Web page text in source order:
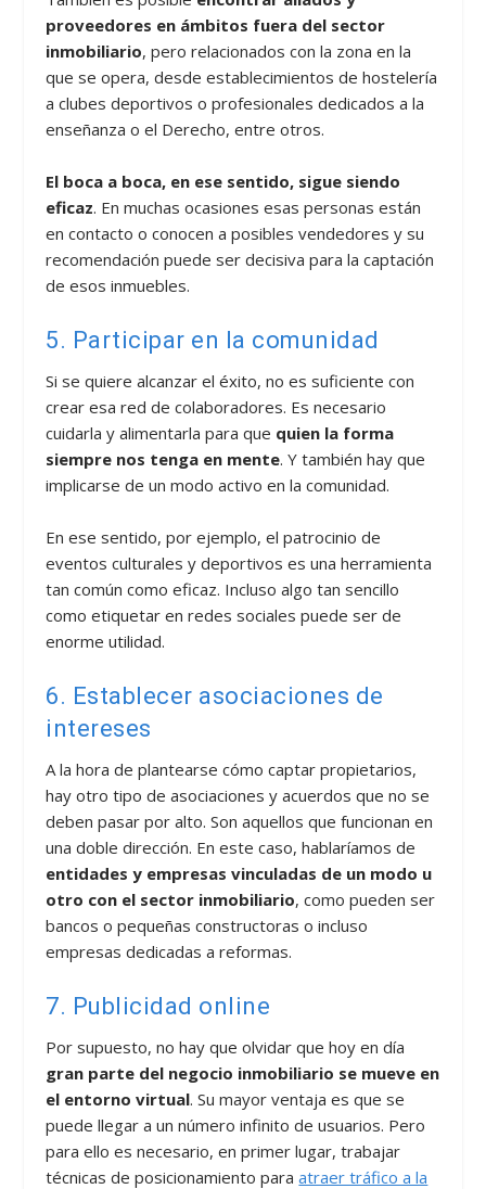
proveedores en ámbitos fuera del sector
inmobiliario, pero relacionados con la zona en la
que se opera, desde establecimientos de hostelería
a clubes deportivos o profesionales dedicados a la
enseñanza o el Derecho, entre otros.
El boca a boca, en ese sentido, sigue siendo
eficaz. En muchas ocasiones esas personas están
en contacto o conocen a posibles vendedores y su
recomendación puede ser decisiva para la captación
de esos inmuebles.
5. Participar en la comunidad
Si se quiere alcanzar el éxito, no es suficiente con
crear esa red de colaboradores. Es necesario
cuidarla y alimentarla para que quien la forma
siempre nos tenga en mente. Y también hay que
implicarse de un modo activo en la comunidad.
En ese sentido, por ejemplo, el patrocinio de
eventos culturales y deportivos es una herramienta
tan común como eficaz. Incluso algo tan sencillo
como etiquetar en redes sociales puede ser de
enorme utilidad.
6. Establecer asociaciones de
intereses
A la hora de plantearse cómo captar propietarios,
hay otro tipo de asociaciones y acuerdos que no se
deben pasar por alto. Son aquellos que funcionan en
una doble dirección. En este caso, hablaríamos de
entidades y empresas vinculadas de un modo u
otro con el sector inmobiliario, como pueden ser
bancos o pequeñas constructoras o incluso
empresas dedicadas a reformas.
7. Publicidad online
Por supuesto, no hay que olvidar que hoy en día
gran parte del negocio inmobiliario se mueve en
el entorno virtual. Su mayor ventaja es que se
puede llegar a un número infinito de usuarios. Pero
para ello es necesario, en primer lugar, trabajar
técnicas de posicionamiento paraatraer tráfico a la